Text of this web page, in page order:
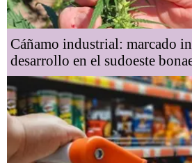
Cáñamo industrial: marcado
desarrollo en el sudoeste